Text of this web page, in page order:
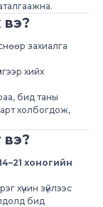
захиалга
хийх
бид таны
холбогдож,
вэ?
хоногийн
хүчин зүйлээс
бид